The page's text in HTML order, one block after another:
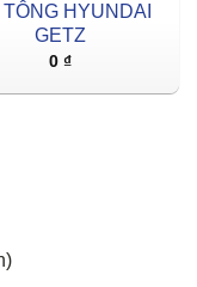
TÔNG HYUNDAI
GETZ
0 ₫